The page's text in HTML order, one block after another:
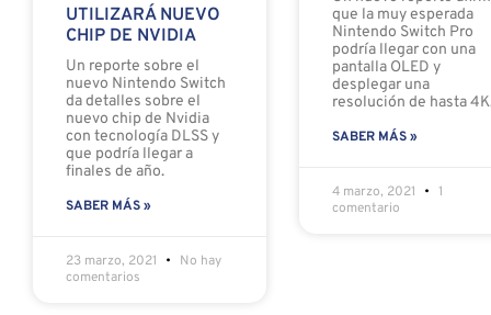
UTILIZARÁ NUEVO
CHIP DE NVIDIA
Un reporte sobre el
nuevo Nintendo Switch
da detalles sobre el
nuevo chip de Nvidia
con tecnología DLSS y
que podría llegar a
finales de año.
SABER MÁS »
23 marzo, 2021
No hay
comentarios
que la muy esperada
Nintendo Switch Pro
podría llegar con una
pantalla OLED y
desplegar una
resolución de hasta
SABER MÁS »
4 marzo, 2021
1
comentario